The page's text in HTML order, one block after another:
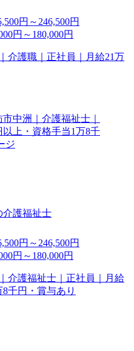
円～246,500円
円～180,000円
介護職｜正社員｜月給21万
介護福祉士
円～246,500円
円～180,000円
介護福祉士｜正社員｜月給
千円・賞与あり